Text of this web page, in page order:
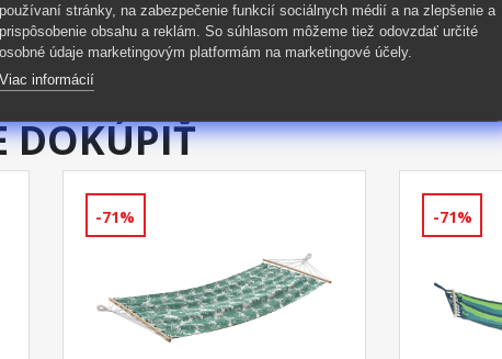
DOKÚPIŤ
-71% -71%
používaní stránky, na zabezpečenie funkcií sociálnych médií a na zlepšenie a
prispôsobenie obsahu a reklám. So súhlasom môžeme tiež odovzdať určité
osobné údaje marketingovým platformám na marketingové účely.
Viac informácií